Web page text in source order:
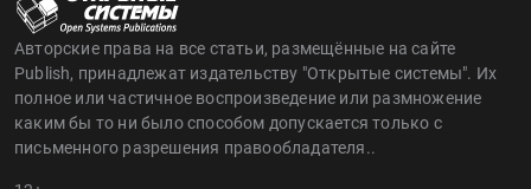
Авторские права на все статьи, размещённые на сайте
Publish, принадлежат издательству "Открытые системы". Их
полное или частичное воспроизведение или размножение
каким бы то ни было способом допускается только с
письменного разрешения правообладателя..